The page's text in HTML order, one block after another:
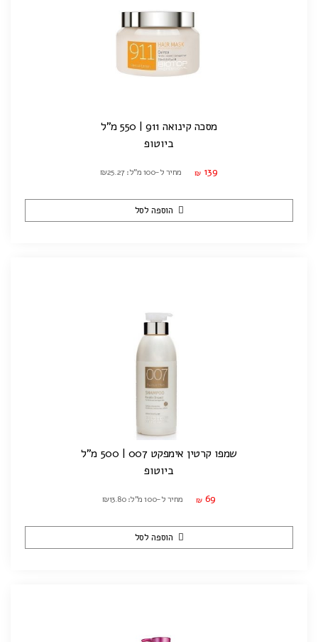
מסכה קינואה 911 | 550 מ"ל
ביוטופ
₪ 139 מחיר ל-100 מ"ל: ₪25.27
הוספה לסל
שמפו קרטין אימפקט 007 | 500 מ"ל
ביוטופ
₪ 69 מחיר ל-100 מ"ל: ₪13.80
הוספה לסל